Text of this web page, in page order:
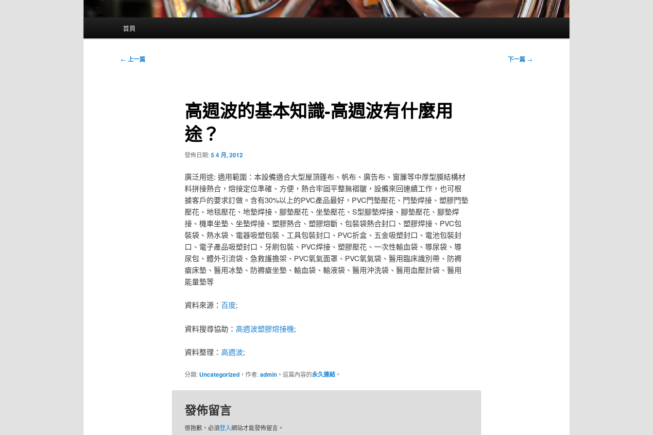
首頁
文
← 上一篇 下一篇 →
高週波的基本知識-高週波有什麼用
途？
發佈日期:5 4 月, 2012
廣泛用途: 適用範圍：本設備適合大型屋頂篷布、帆布、廣告布、窗簾等中厚型膜結構材
料拼接熱合，熔接定位準確、方便，熱合牢固平整無褶皺，設備來回連續工作，也可根
據客戶的要求訂做。含有30%以上的PVC產品最好，PVC門墊壓花、門墊焊接、塑膠門墊
壓花、地毯壓花、地墊焊接、腳墊壓花、坐墊壓花、S型腳墊焊接、腳墊壓花、腳墊焊
接、機車坐墊、坐墊焊接、塑膠熱合、塑膠熔斷、包裝袋熱合封口、塑膠焊接、PVC包
裝袋、熱水袋、電器吸塑包裝、工具包裝封口、PVC折盒、五金吸塑封口、電池包裝封
口、電子產品吸塑封口、牙刷包裝、PVC焊接、塑膠壓花、一次性輸血袋、導尿袋、導
尿包、體外引流袋、急救護擔架、PVC氧氣面罩、PVC氧氣袋、醫用臨床識別帶、防褥
瘡床墊、醫用冰墊、防褥瘡坐墊、輸血袋、輸液袋、醫用沖洗袋、醫用血壓計袋、醫用
能量墊等
資料來源： 百度;
資料搜尋協助： 高週波塑膠熔接機;
資料整理： 高週波;
分類: Uncategorized，作者:admin。這篇內容的永久連結。
發佈留言
很抱歉，必須登入網站才能發佈留言。